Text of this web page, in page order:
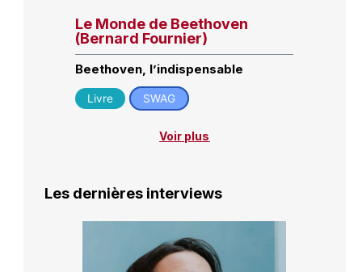
Le Monde de Beethoven
(Bernard Fournier)
Beethoven, l’indispensable
Livre SWAG
Voir plus
Les dernières interviews